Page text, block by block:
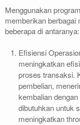
Menggunakan
memberikan berbagai
beberapa di antaranya:
Efisiensi
meningkatkan
proses transaksi.
pembelian,
kembalian
dibutuhkan untuk
meningkatkan